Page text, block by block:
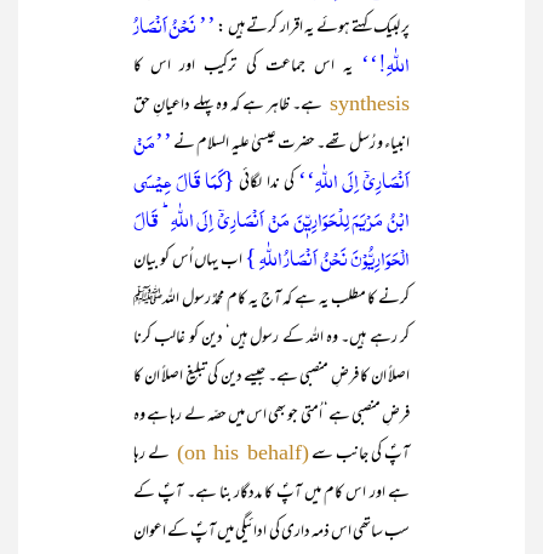
پر لبیک کہتے ہوئے یہ اقرار کرتے ہیں :’’ نَحۡنُ اَنۡصَارُ
اللّٰہِ!‘‘ یہ اس جماعت کی ترکیب اور اس کا
synthesis ہے۔ ظاہر ہے کہ وہ پہلے داعیانِ حق
انبیاء و رُسل تھے۔ حضرت عیسیٰ علیہ السلام نے’’مَنۡ
اَنۡصَارِیۡۤ اِلَی اللّٰہِ‘‘کی ندا لگائی{کَمَا قَالَ عِیۡسَی
ابۡنُ مَرۡیَمَ لِلۡحَوَارِیّٖنَ مَنۡ اَنۡصَارِیۡۤ اِلَی اللّٰہِ ؕ قَالَ
الۡحَوَارِیُّوۡنَ نَحۡنُ اَنۡصَارُ اللّٰہِ }اب یہاں اُس کو بیان
کرنے کا مطلب یہ ہے کہ آج یہ کام محمدٌ رسول اللہﷺ
کر رہے ہیں۔ وہ اللہ کے رسول ہیں‘ دین کو غالب کرنا
اصلاً ان کا فرضِ منصبی ہے۔ جیسے دین کی تبلیغ اصلاً ان کا
فرضِ منصبی ہے‘ اُمتی جو بھی اس میں حصّہ لے رہا ہے وہ
آپؐ کی جانب سے(on his behalf)
لے رہا
ہے اور اس کام میں آپؐ کا مددگار بنا ہے۔ آپؐ کے
سب ساتھی اس ذمہ داری کی ادائیگی میں آپؐ کے اعوان